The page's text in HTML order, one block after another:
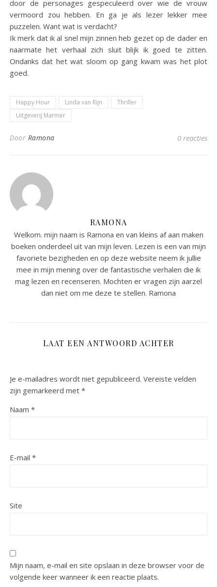
door de personages gespeculeerd over wie de vrouw
vermoord zou hebben. En ga je als lezer lekker mee
puzzelen. Want wat is verdacht?
Ik merk dat ik al snel mijn zinnen heb gezet op de dader en
naarmate het verhaal zich sluit blijk ik goed te zitten.
Ondanks dat het wat sloom op gang kwam was het plot
goed.
Happy Hour Linda van Rijn
Thriller
Uitgeverij Marmer
Door Ramona 0 reacties
RAMONA
Welkom. mijn naam is Ramona en van kleins af aan maken
boeken onderdeel uit van mijn leven. Lezen is een van mijn
favoriete bezigheden en op deze website neem ik jullie
mee in mijn mening over de fantastische verhalen die ik
mag lezen en recenseren. Mochten er vragen zijn aarzel
dan niet om me deze te stellen. Ramona
LAAT EEN ANTWOORD ACHTER
Je e-mailadres wordt niet gepubliceerd. Vereiste velden
zijn gemarkeerd met *
Naam *
E-mail *
Site
Mijn naam, e-mail en site opslaan in deze browser voor de
volgende keer wanneer ik een reactie plaats.